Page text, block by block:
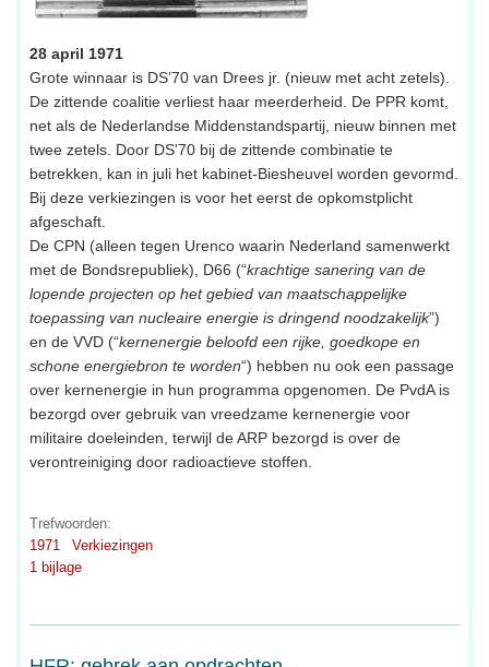
28 april 1971
Grote winnaar is DS’70 van Drees jr. (nieuw met acht zetels).
De zittende coalitie verliest haar meerderheid. De PPR komt,
net als de Nederlandse Middenstandspartij, nieuw binnen met
twee zetels. Door DS'70 bij de zittende combinatie te
betrekken, kan in juli het kabinet-Biesheuvel worden gevormd.
Bij deze verkiezingen is voor het eerst de opkomstplicht
afgeschaft.
De CPN (alleen tegen Urenco waarin Nederland samenwerkt
met de Bondsrepubliek), D66 (“krachtige sanering van de
lopende projecten op het gebied van maatschappelijke
toepassing van nucleaire energie is dringend noodzakelijk”)
en de VVD (“kernenergie beloofd een rijke, goedkope en
schone energiebron te worden“) hebben nu ook een passage
over kernenergie in hun programma opgenomen. De PvdA is
bezorgd over gebruik van vreedzame kernenergie voor
militaire doeleinden, terwijl de ARP bezorgd is over de
verontreiniging door radioactieve stoffen.
Trefwoorden:
1971
Verkiezingen
1 bijlage